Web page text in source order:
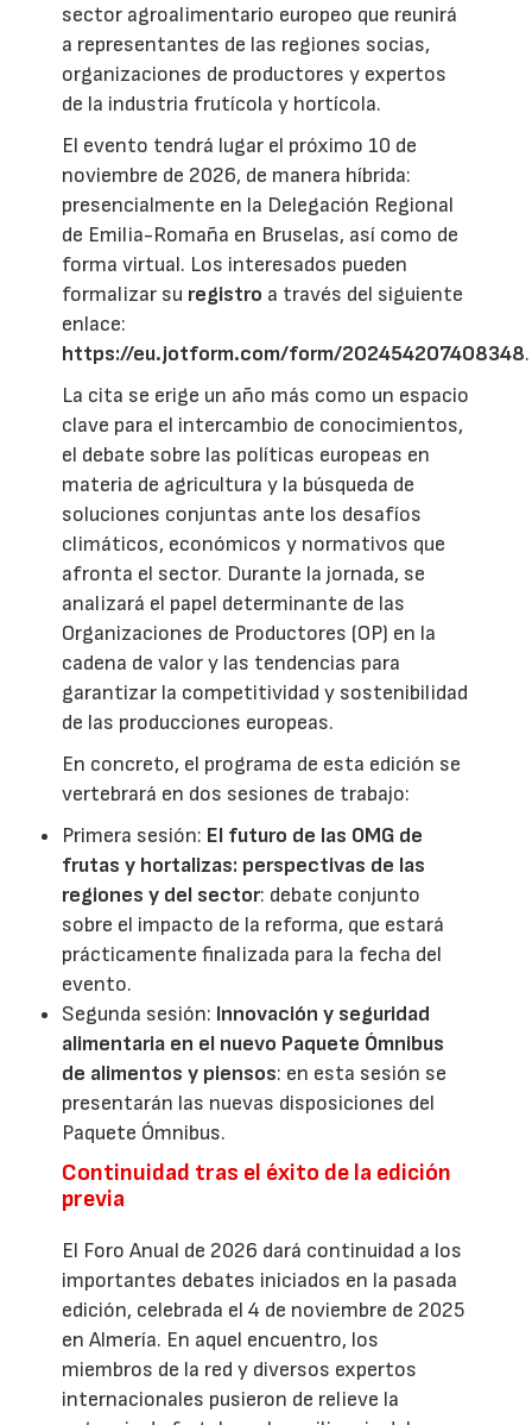
sector agroalimentario europeo que reunirá
a representantes de las regiones socias,
organizaciones de productores y expertos
de la industria frutícola y hortícola.
El evento tendrá lugar el próximo 10 de
noviembre de 2026, de manera híbrida:
presencialmente en la Delegación Regional
de Emilia-Romaña en Bruselas, así como de
forma virtual. Los interesados pueden
formalizar su registro a través del siguiente
enlace:
https://eu.jotform.com/form/202454207408348.
La cita se erige un año más como un espacio
clave para el intercambio de conocimientos,
el debate sobre las políticas europeas en
materia de agricultura y la búsqueda de
soluciones conjuntas ante los desafíos
climáticos, económicos y normativos que
afronta el sector. Durante la jornada, se
analizará el papel determinante de las
Organizaciones de Productores (OP) en la
cadena de valor y las tendencias para
garantizar la competitividad y sostenibilidad
de las producciones europeas.
En concreto, el programa de esta edición se
vertebrará en dos sesiones de trabajo:
Primera sesión: El futuro de las OMG de
frutas y hortalizas: perspectivas de las
regiones y del sector: debate conjunto
sobre el impacto de la reforma, que estará
prácticamente finalizada para la fecha del
evento.
Segunda sesión: Innovación y seguridad
alimentaria en el nuevo Paquete Ómnibus
de alimentos y piensos: en esta sesión se
presentarán las nuevas disposiciones del
Paquete Ómnibus.
Continuidad tras el éxito de la edición
previa
El Foro Anual de 2026 dará continuidad a los
importantes debates iniciados en la pasada
edición, celebrada el 4 de noviembre de 2025
en Almería. En aquel encuentro, los
miembros de la red y diversos expertos
internacionales pusieron de relieve la